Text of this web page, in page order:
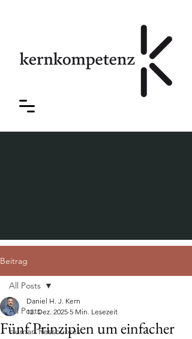
Beitrag
All Posts
Human Ressources
All Posts
Fünf Prinzipien um einfacher
Daniel H. J. Kern
12. Dez. 2025 5 Min. Lesezeit